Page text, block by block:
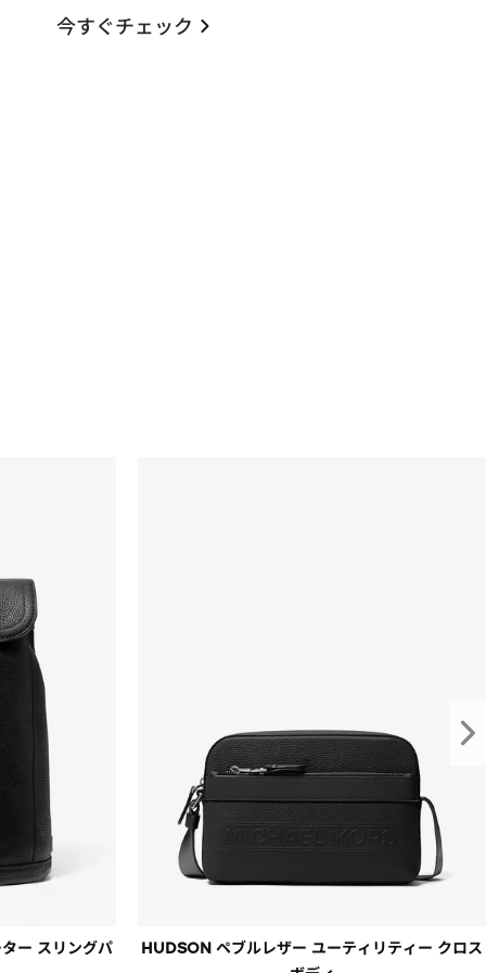
今すぐチェック
ー スリングパ
HUDSON ペブルレザー ユーティリティー クロス
の際はご容赦ください。
がございます。